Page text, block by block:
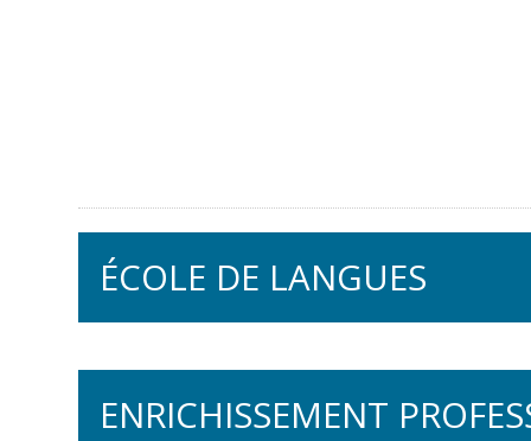
ÉCOLE DE LANGUES
Français oral
ENRICHISSEMENT